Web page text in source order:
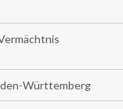
Württemberg